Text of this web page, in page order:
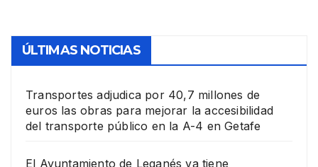
ÚLTIMAS NOTICIAS
Transportes adjudica por 40,7 millones de
euros las obras para mejorar la accesibilidad
del transporte público en la A-4 en Getafe
El Ayuntamiento de Leganés ya tiene